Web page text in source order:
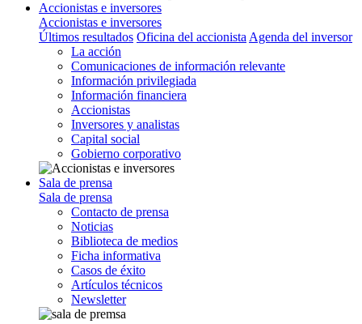
Accionistas e inversores
Accionistas e inversores
Últimos resultados Oficina del accionista Agenda del inversor
La acción
Comunicaciones de información relevante
Información privilegiada
Información financiera
Accionistas
Inversores y analistas
Capital social
Gobierno corporativo
Sala de prensa
Sala de prensa
Contacto de prensa
Noticias
Biblioteca de medios
Ficha informativa
Casos de éxito
Artículos técnicos
Newsletter